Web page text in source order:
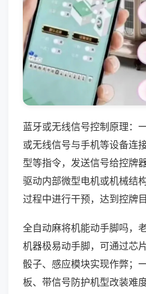
蓝牙或无线信号控制原理：
或无线信号与手机等设备连
型等指令，发送信号给控牌
驱动内部微型电机或机械结
过程中进行干预，达到控牌目
全自动麻将机能动手脚吗，
机器极易动手脚，可通过芯
骰子、感应模块实现作弊；
板、带信号防护机型改装难